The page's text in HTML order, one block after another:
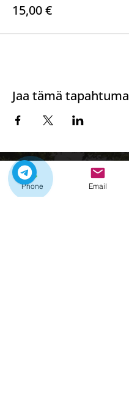
15,00 €
Jaa tämä tapahtuma
Phone Email